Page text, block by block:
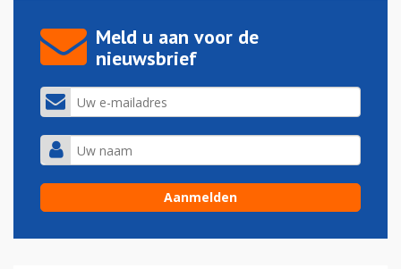
Meld u aan voor de
nieuwsbrief